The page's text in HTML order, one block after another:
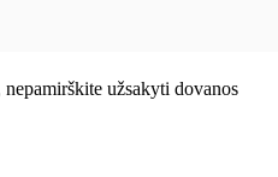
užsakyti dovanos